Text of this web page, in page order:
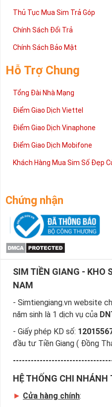
Thủ Tục Mua Sim Trả Góp
Chính Sách Đổi Trả
Chính Sách Bảo Mật
Hỗ Trợ Chung
Tổng Đài Nhà Mạng
Điểm Giao Dịch Viettel
Điểm Giao Dịch Vinaphone
Điểm Giao Dịch Mobifone
Khách Hàng Mua Sim Số Đẹp
Chứng nhận
SIM TIỀN GIANG - KHO
NAM
- Simtiengiang.vn website
năm sinh là 1 dịch vụ của
- Giấy phép KD số:
đầu tư Tiền Giang ( Đồng
HỆ THỐNG CHI NHÁNH
► Cửa hàng chính: